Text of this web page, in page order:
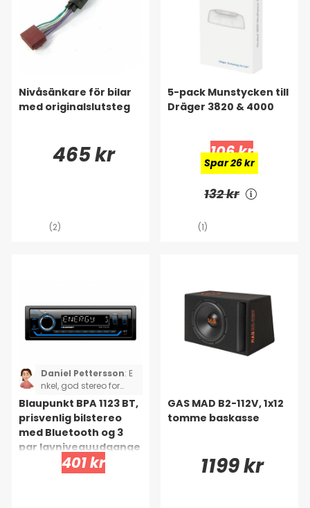
Nivåsänkare för bilar
med originalslutsteg
465 kr
(2)
5-pack Munstycken till
Dräger 3820 & 4000
106 kr
Spar 26 kr
132 kr
(1)
Daniel Pettersson: E
nkel, god stereo for
pengene. Tilslutter
hurtigt til telefonen. En
lille ulempe er, at den
lyser for stærkt og ser
ikke ud til at kunne
dæmpes.
Blaupunkt BPA 1123 BT,
prisvenlig bilstereo
med Bluetooth og 3
par lavniveauudgange
401 kr
GAS MAD B2-112V, 1x12
tomme baskasse
1199 kr